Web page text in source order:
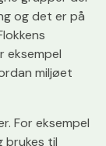
og det er på
eksempel
miljøet
For eksempel
brukes til